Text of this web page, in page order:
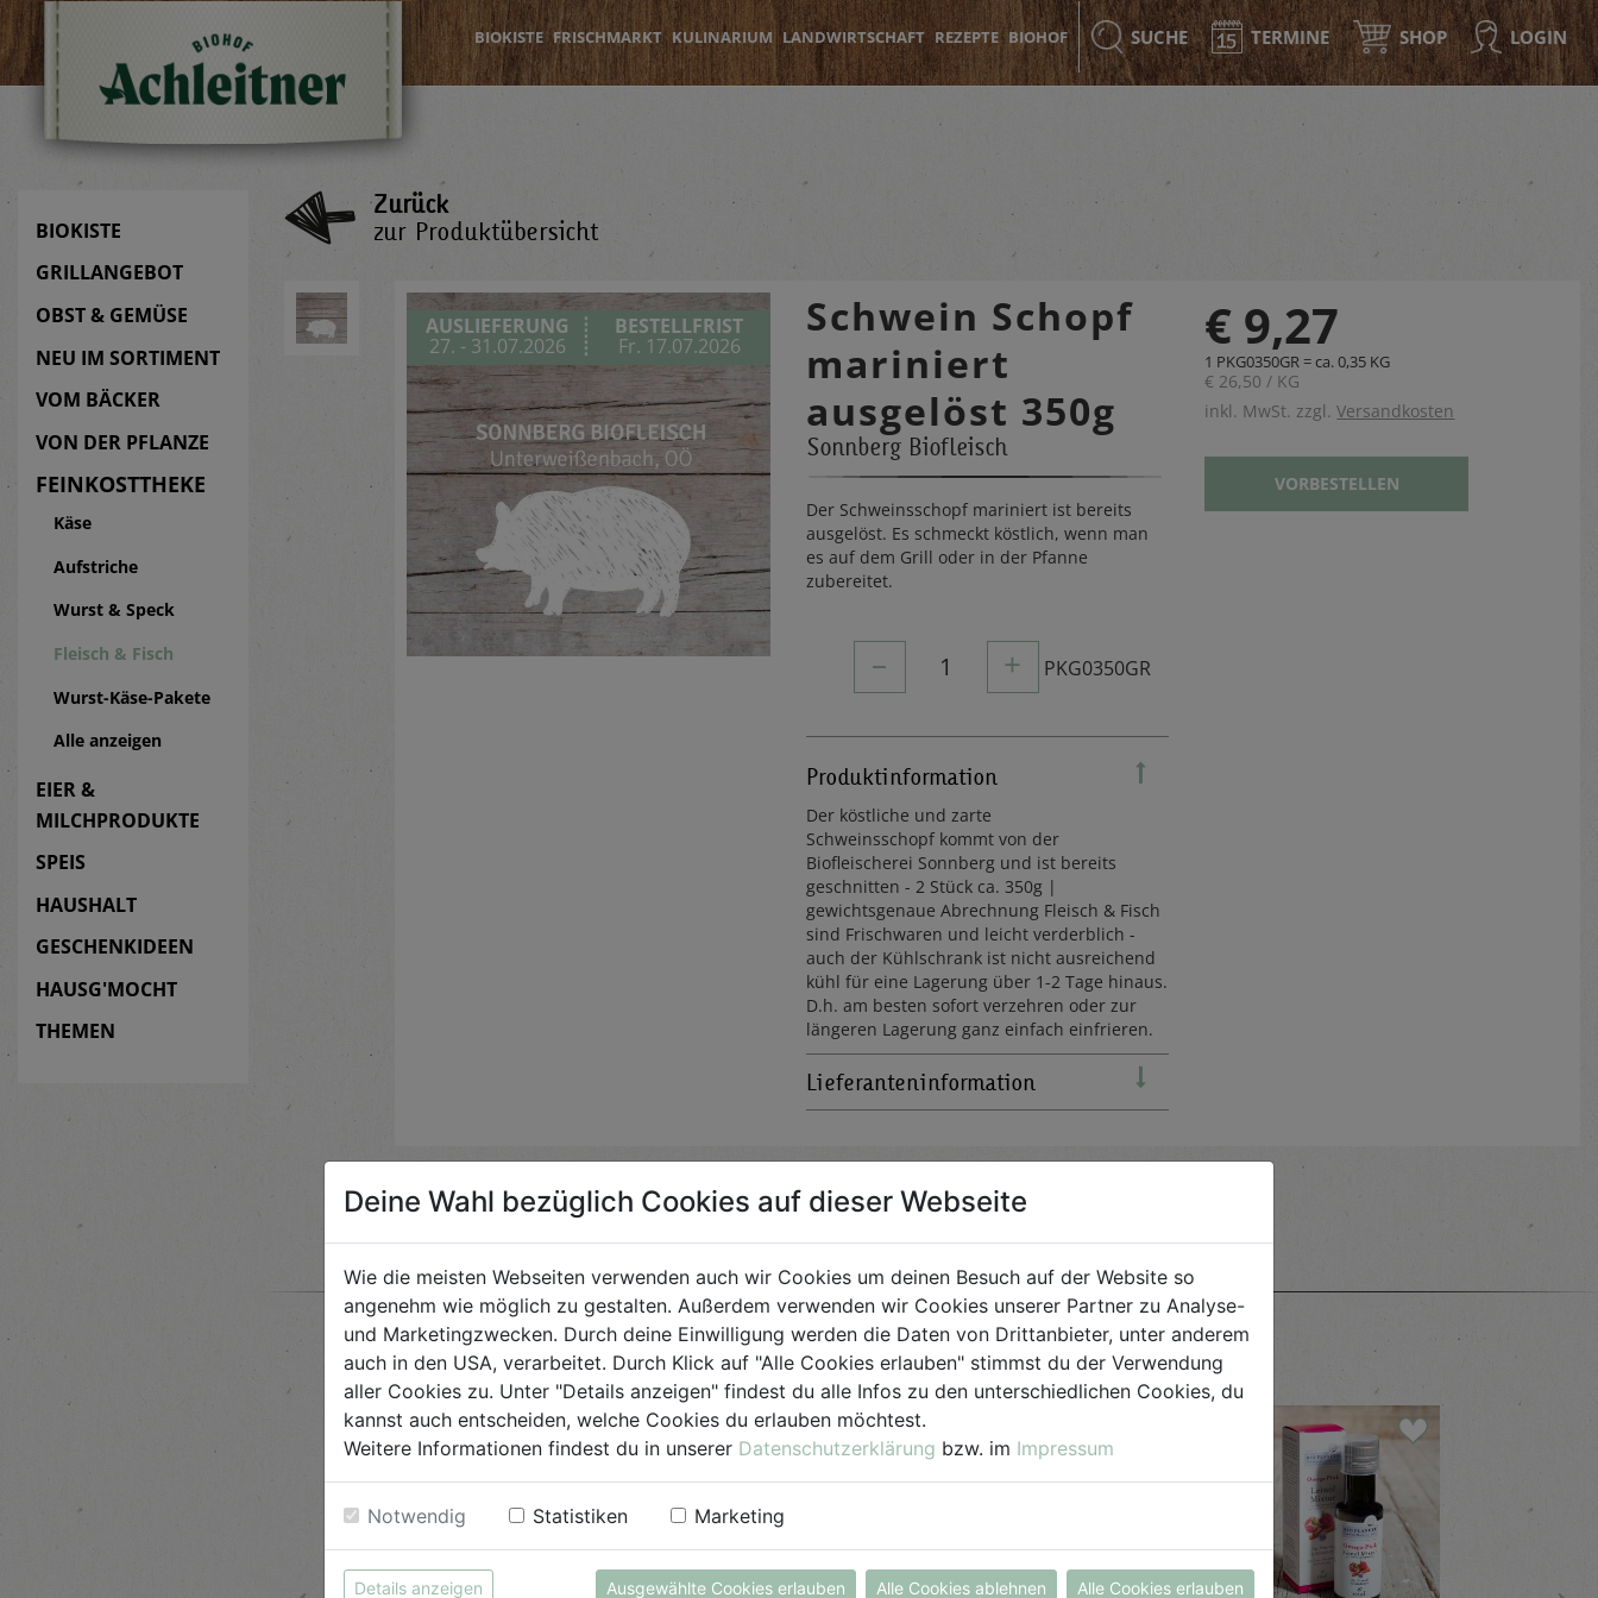
BIOKISTE FRISCHMARKT KULINARIUM LANDWIRTSCHAFT REZEPTE BIOHOF SUCHE TERMINE SHOP LOGIN
BIOKISTE
GRILLANGEBOT
OBST & GEMÜSE
NEU IM SORTIMENT
VOM BÄCKER
VON DER PFLANZE
FEINKOSTTHEKE
Käse
Aufstriche
Wurst & Speck
Fleisch & Fisch
Wurst-Käse-Pakete
Alle anzeigen
EIER &
MILCHPRODUKTE
SPEIS
HAUSHALT
GESCHENKIDEEN
HAUSG'MOCHT
THEMEN
Zurück
zur Produktübersicht
AUSLIEFERUNG
27. - 31.07.2026
BESTELLFRIST
Fr. 17.07.2026
Schwein Schopf
mariniert
ausgelöst 350g
Sonnberg Biofleisch
Der Schweinsschopf mariniert ist bereits
ausgelöst. Es schmeckt köstlich, wenn man
es auf dem Grill oder in der Pfanne
zubereitet.
– 1 + PKG0350GR
Produktinformation
Der köstliche und zarte
Schweinsschopf kommt von der
Biofleischerei Sonnberg und ist bereits
geschnitten - 2 Stück ca. 350g |
gewichtsgenaue Abrechnung Fleisch & Fisch
sind Frischwaren und leicht verderblich -
auch der Kühlschrank ist nicht ausreichend
kühl für eine Lagerung über 1-2 Tage hinaus.
D.h. am besten sofort verzehren oder zur
längeren Lagerung ganz einfach einfrieren.
Lieferanteninformation
€ 9,27
1 PKG0350GR = ca. 0,35 KG
€ 26,50 / KG
inkl. MwSt. zzgl.Versandkosten
VORBESTELLEN
Bio-Produkte
für Jedermann
Deine Wahl bezüglich Cookies auf dieser Webseite
Wie die meisten Webseiten verwenden auch wir Cookies um deinen Besuch auf der Website so
angenehm wie möglich zu gestalten. Außerdem verwenden wir Cookies unserer Partner zu Analyse-
und Marketingzwecken. Durch deine Einwilligung werden die Daten von Drittanbieter, unter anderem
auch in den USA, verarbeitet. Durch Klick auf "Alle Cookies erlauben" stimmst du der Verwendung
aller Cookies zu. Unter "Details anzeigen" findest du alle Infos zu den unterschiedlichen Cookies, du
kannst auch entscheiden, welche Cookies du erlauben möchtest.
Weitere Informationen findest du in unserer Datenschutzerklärung bzw. im Impressum
Notwendig Statistiken Marketing
Details anzeigen Ausgewählte Cookies erlauben Alle Cookies ablehnen Alle Cookies erlauben